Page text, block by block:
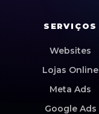
SERVIÇOS
Websites
Lojas Online
Meta Ads
Google Ads